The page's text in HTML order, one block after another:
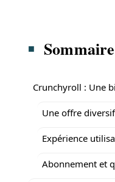
Sommaire
Crunchyroll : Une
Une offre
Expérience
Abonnement et